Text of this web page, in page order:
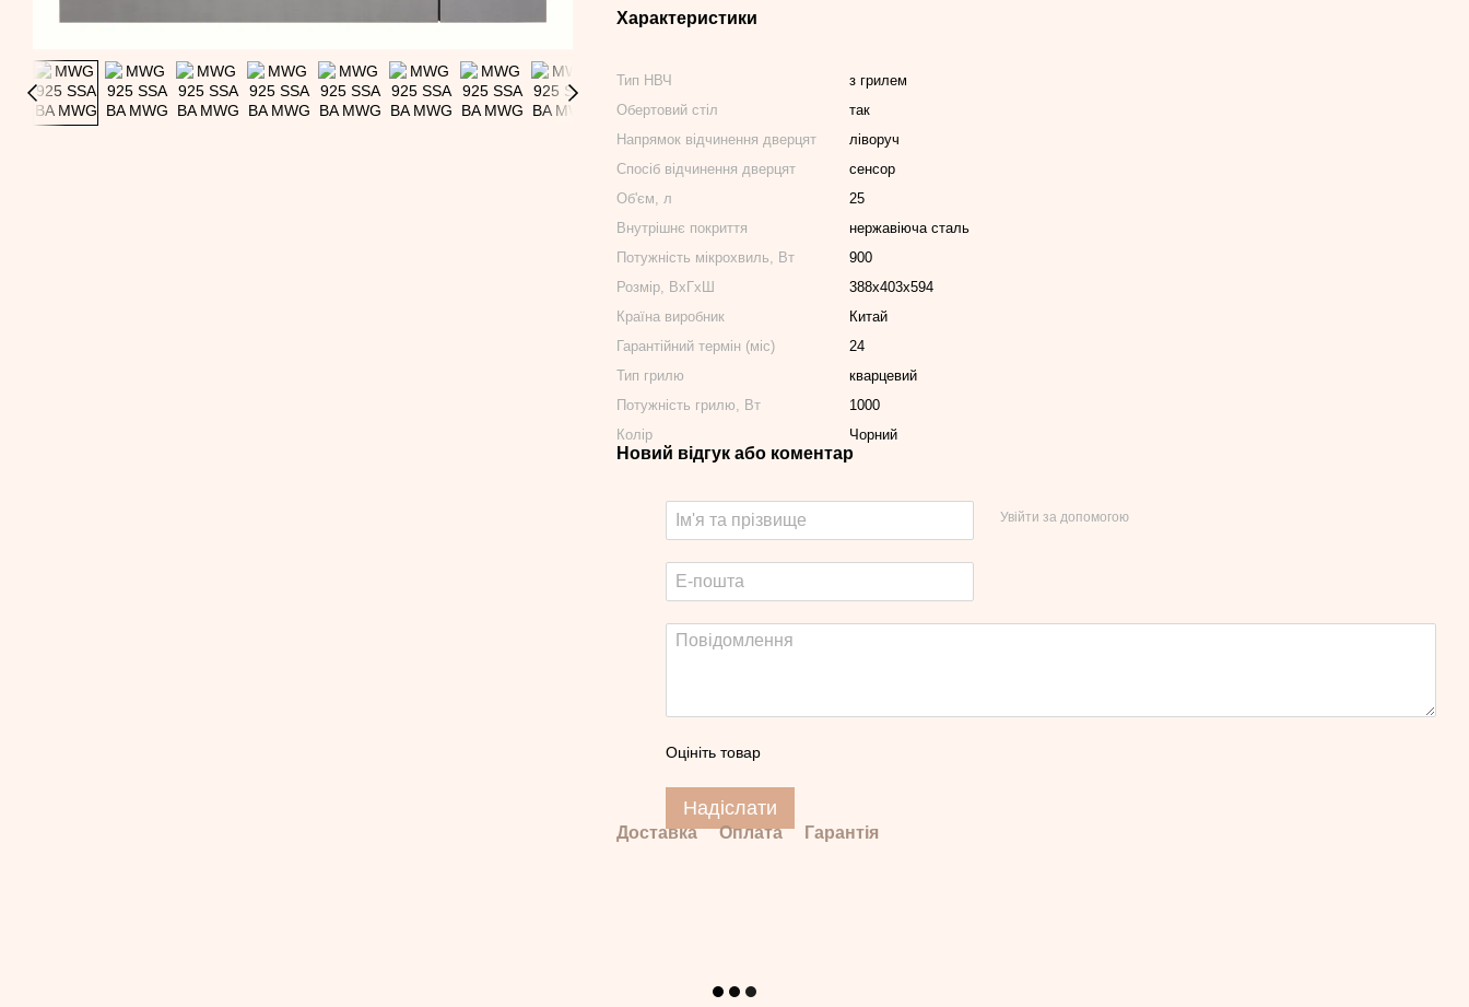
Характеристики
Тип НВЧ
з грилем
Обертовий стіл
так
Напрямок відчинення дверцят
ліворуч
Спосіб відчинення дверцят
сенсор
Об'єм, л
25
Внутрішнє покриття
нержавіюча сталь
Потужність мікрохвиль, Вт
900
Розмір, ВхГхШ
388х403х594
Країна виробник
Китай
Гарантійний термін (міс)
24
Тип грилю
кварцевий
Потужність грилю, Вт
1000
Колір
Чорний
Новий відгук або коментар
Увійти за допомогою
Оцініть товар
Надіслати
Доставка Оплата Гарантія